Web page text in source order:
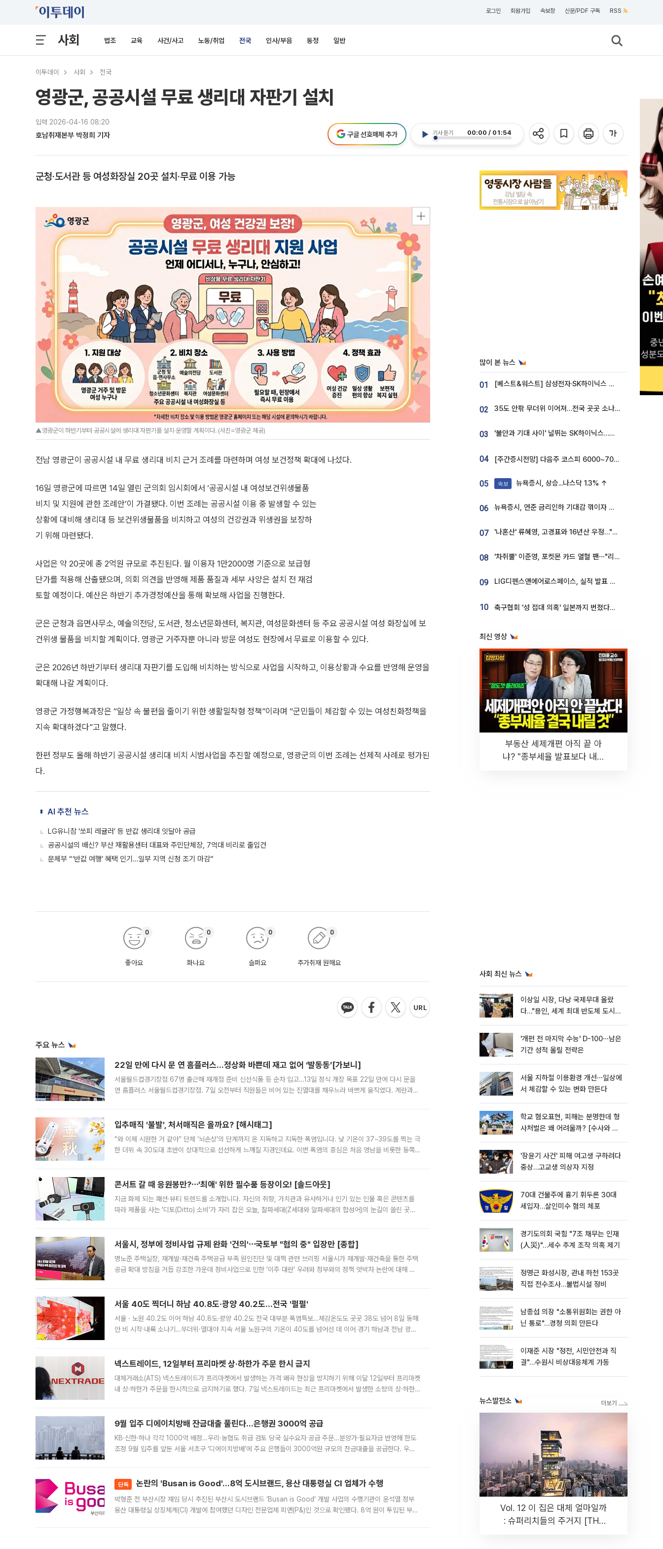
로그인 회원가입 속보창 신문/PDF 구독 RSS
사회 법조 교육 사건/사고 노동/취업 전국 인사/부음 동정 일반
이투데이 사회 전국
영광군, 공공시설 무료 생리대 자판기 설치
입력 2026-04-16 08:20
호남취재본부 박정희 기자 기사 듣기 00:00 / 01:54
구글 선호매체 추가
군청·도서관 등 여성화장실 20곳 설치·무료 이용 가능
▲영광군이 하반기부터 공공시설에 생리대 자판기를 설치·운영할 계획이다. (사진=영광군 제공)
전남 영광군이 공공시설 내 무료 생리대 비치 근거 조례를 마련하며 여성 보건정책 확대에 나섰다.
16일 영광군에 따르면 14일 열린 군의회 임시회에서 ‘공공시설 내 여성보건위생물품
비치 및 지원에 관한 조례안’이 가결됐다. 이번 조례는 공공시설 이용 중 발생할 수 있는
상황에 대비해 생리대 등 보건위생물품을 비치하고 여성의 건강권과 위생권을 보장하
기 위해 마련됐다.
사업은 약 20곳에 총 2억원 규모로 추진된다. 월 이용자 1만2000명 기준으로 보급형
단가를 적용해 산출됐으며, 의회 의견을 반영해 제품 품질과 세부 사양은 설치 전 재검
토할 예정이다. 예산은 하반기 추가경정예산을 통해 확보해 사업을 진행한다.
군은 군청과 읍면사무소, 예술의전당, 도서관, 청소년문화센터, 복지관, 여성문화센터 등 주요 공공시설 여성 화장실에 보
건위생 물품을 비치할 계획이다. 영광군 거주자뿐 아니라 방문 여성도 현장에서 무료로 이용할 수 있다.
군은 2026년 하반기부터 생리대 자판기를 도입해 비치하는 방식으로 사업을 시작하고, 이용상황과 수요를 반영해 운영을
확대해 나갈 계획이다.
영광군 가정행복과장은 “일상 속 불편을 줄이기 위한 생활밀착형 정책”이라며 “군민들이 체감할 수 있는 여성친화정책을
지속 확대하겠다”고 말했다.
한편 정부도 올해 하반기 공공시설 생리대 비치 시범사업을 추진할 예정으로, 영광군의 이번 조례는 선제적 사례로 평가된
다.
AI 추천 뉴스
LG유니참 ‘쏘피 레귤러’ 등 반값 생리대 잇달아 공급
공공시설의 배신? 부산 재활용센터 대표와 주민단체장, 7억대 비리로 줄입건
문체부 “‘반값 여행’ 혜택 인기…일부 지역 신청 조기 마감”
좋아요
0
화나요
0
슬퍼요
0
추가취재 원해요
0
주요 뉴스
22일 만에 다시 문 연 홈플러스…정상화 바쁜데 재고 없어 ‘발동동’[가보니]
서울월드컵경기장점 67명 출근해 재개점 준비 신선식품 등 순차 입고…13일 정식 개장 목표 22일 만에 다시 문을
연 홈플러스 서울월드컵경기장점. 7일 오전부터 직원들은 비어 있는 진열대를 채우느라 바쁘게 움직였다. 계란과
입추매직 '불발', 처서매직은 올까요? [해시태그]
“와 이제 시원한 거 같아” 단체 ‘뇌손상’의 단계까지 온 지독하고 지독한 폭염입니다. 낮 기온이 37~39도를 찍는 극
한 더위 속 30도대 초반이 상대적으로 선선하게 느껴질 지경인데요. 이번 폭염의 중심은 처음 영남을 비롯한 동쪽
콘서트 갈 때 응원봉만?⋯'최애' 위한 필수품 등장이오! [솔드아웃]
지금 화제 되는 패션·뷰티 트렌드를 소개합니다. 자신의 취향, 가치관과 유사하거나 인기 있는 인물 혹은 콘텐츠를
따라 제품을 사는 '디토(Ditto) 소비'가 자리 잡은 오늘, 잘파세대(Z세대와 알파세대의 합성어)의 눈길이 쏠린 곳은
서울시, 정부에 정비사업 규제 완화 '건의'⋯국토부 "협의 중" 입장만 [종합]
명노준 주택실장, 재개발·재건축 주택공급 부족 원인진단 및 대책 관련 브리핑 서울시가 재개발·재건축을 통한 주택
공급 확대 방침을 거듭 강조한 가운데 정비사업으로 인한 '이주 대란' 우려와 정부와의 정책 엇박자 논란에 대해 정
서울 40도 찍더니 하남 40.8도·광양 40.2도…전국 '펄펄'
서울ㆍ노원 40.2도 이어 하남 40.8도·광양 40.2도 전국 대부분 폭염특보…체감온도도 곳곳 38도 넘어 8일 동해
안 비 시작·내륙 소나기…무더위·열대야 지속 서울 노원구의 기온이 40도를 넘어선 데 이어 경기 하남과 전남 광양
넥스트레이드, 12일부터 프리마켓 상·하한가 주문 한시 금지
대체거래소(ATS) 넥스트레이드가 프리마켓에서 발생하는 가격 왜곡 현상을 방지하기 위해 이달 12일부터 프리마켓
내 상·하한가 주문을 한시적으로 금지하기로 했다. 7일 넥스트레이드는 최근 프리마켓에서 발생한 소량의 상·하한
9월 입주 디에이치방배 잔금대출 풀린다…은행권 3000억 공급
KB·신한·하나 각각 1000억 배정…우리·농협도 취급 검토 당국 실수요자 공급 주문…분양가·필요자금 반영해 한도
조정 9월 입주를 앞둔 서울 서초구 ‘디에이치방배’에 주요 은행들이 3000억원 규모의 잔금대출을 공급한다. 우리
단독 논란의 'Busan is Good'…8억 도시브랜드, 용산 대통령실 CI 업체가 수행
박형준 전 부산시장 재임 당시 추진된 부산시 도시브랜드 ‘Busan is Good’ 개발 사업의 수행기관이 윤석열 정부
용산 대통령실 상징체계(CI) 개발에 참여했던 디자인 전문업체 피앤(P&)인 것으로 확인됐다. 8억 원이 투입된 부산
많이 본 뉴스
01 [베스트&워스트] 삼성전자·SK하이닉스 밀린 한 주…상상인증권은 85% 급등
02 35도 안팎 무더위 이어져…전국 곳곳 소나기 [오늘 날씨]
03 '불안과 기대 사이' 널뛰는 SK하이닉스…증권가 "HBM4·LTA 기반 펀터멘털 견고"
04 [주간증시전망] 다음주 코스피 6000~7000⋯“外人 수급은 정책이 변수”
05 속보 뉴욕증시, 상승...나스닥 1.3% ↑
06 뉴욕증시, 연준 금리인하 기대감 꺾이자 상승...S&P500 사상 최고치 [종합]
07 '나혼산' 류혜영, 고경표와 16년산 우정…"자취방서 부모님과 마주쳐"
08 '차쥐뿔' 이준영, 포켓몬 카드 열혈 팬⋯"리셀러 처단할 것"
09 LIG디펜스앤에어로스페이스, 실적 발표 후 급락→반등⋯증권가 “28년까지 튼튼”
10 축구협회 '성 접대 의혹' 일본까지 번졌다…日 심판 실명 공개
최신 영상
부동산 세제개편 아직 끝 아
냐? "종부세율 발표보다 내릴
사회 최신 뉴스
이상일 시장, 다낭 국제무대 올랐
다…"용인, 세계 최대 반도체 도시
'개편 전 마지막 수능' D-100⋯남은
기간 성적 올릴 전략은
서울 지하철 이용환경 개선⋯일상에
서 체감할 수 있는 변화 만든다
학교 혐오표현, 피해는 분명한데 형
사처벌은 왜 어려울까? [수사와 재
'장윤기 사건' 피해 여고생 구하려다
중상…고교생 의상자 지정
70대 건물주에 흉기 휘두른 30대
세입자…살인미수 혐의 체포
경기도의회 국힘 "7조 채무는 인재
(人災)"…세수 추계 조작 의혹 제기
정명근 화성시장, 관내 하천 153곳
직접 전수조사…불법시설 정비
남종섭 의장 "소통위원회는 권한 아
닌 통로"…경청 의회 만든다
이재준 시장 "정전, 시민안전과 직
결"…수원시 비상대응체계 가동
뉴스발전소
Vol. 12 이 집은 대체 얼마일까
: 슈퍼리치들의 주거지 [THE